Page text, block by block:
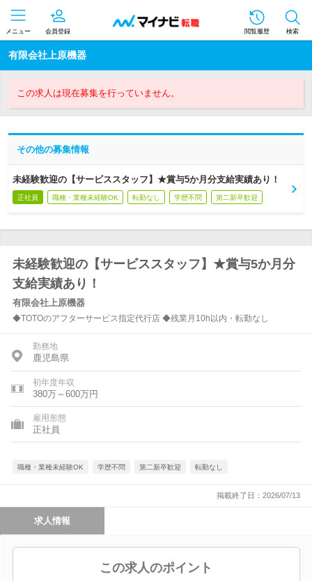
メニュー 会員登録 閲覧履歴 検索
有限会社上原機器
この求人は現在募集を行っていません。
その他の募集情報
未経験歓迎の【サービススタッフ】★賞与5か月分支給実績あり！
正社員 職種・業種未経験OK 転勤なし 学歴不問 第二新卒歓迎
未経験歓迎の【サービススタッフ】★賞与5か月分
支給実績あり！
有限会社上原機器
◆TOTOのアフターサービス指定代行店 ◆残業月10h以内・転勤なし
勤務地
鹿児島県
初年度年収
380万～600万円
雇用形態
正社員
職種・業種未経験OK 学歴不問 第二新卒歓迎 転勤なし
掲載終了日：2026/07/13
求人情報
この求人のポイント